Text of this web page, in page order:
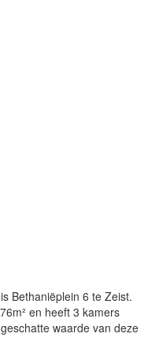
Bethaniëplein 6 te Zeist.
en heeft 3 kamers
waarde van deze